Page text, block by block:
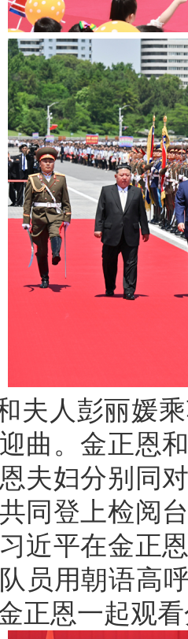
夫人彭丽媛
曲。金正恩
夫妇分别同
同登上检阅
近平在金正
员用朝语高
正恩一起观